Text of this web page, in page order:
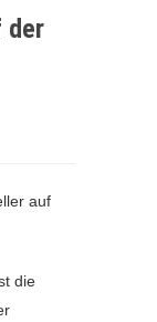
der
auf
die